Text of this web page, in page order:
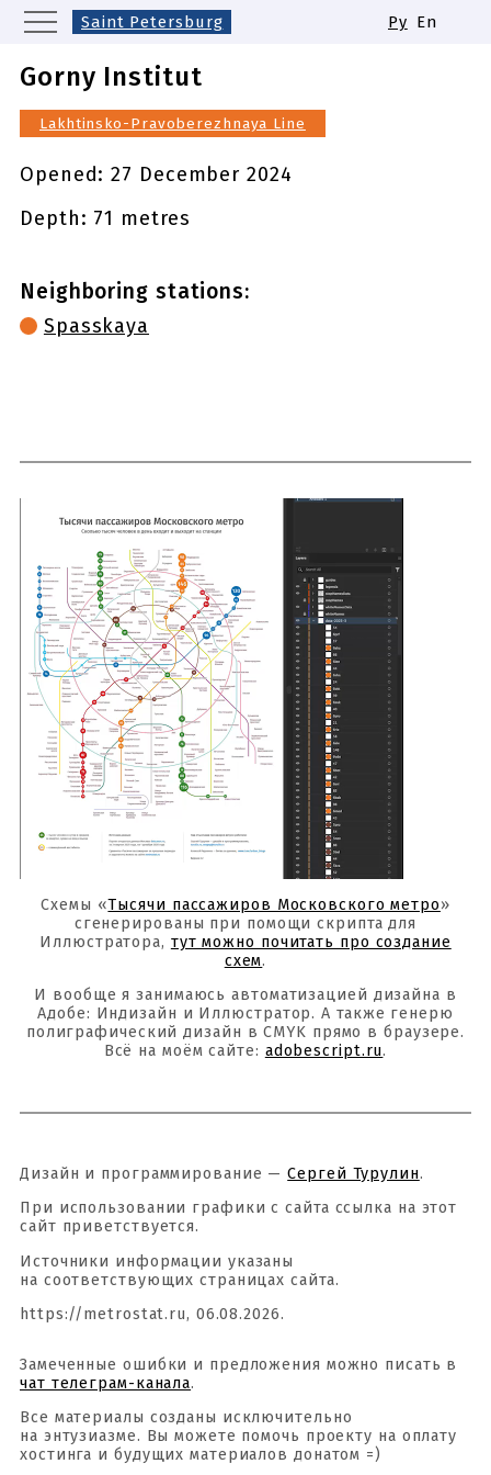
Saint Petersburg
Nizhny Novgorod
Samara
Same names of metro stations
Ру En
Gorny Institut
Lakhtinsko-Pravoberezhnaya Line
Opened:27 December 2024
Depth: 71 metres
Neighboring stations:
Spasskaya
Схемы «Тысячи пассажиров Московского метро»
сгенерированы при помощи скрипта для
Иллюстратора, тут можно почитать про создание
схем.
И вообще я занимаюсь автоматизацией дизайна в
Адобе: Индизайн и Иллюстратор. А также генерю
полиграфический дизайн в CMYK прямо в браузере.
Всё на моём сайте: adobescript.ru.
Дизайн и программирование —Сергей Турулин.
При использовании графики с сайта ссылка на этот
сайт приветствуется.
Источники информации указаны
на соответствующих страницах сайта.
https://metrostat.ru, 06.08.2026.
Замеченные ошибки и предложения можно писать в
чат телеграм-канала.
Все материалы созданы исключительно
на энтузиазме. Вы можете помочь проекту на оплату
хостинга и будущих материалов донатом =)